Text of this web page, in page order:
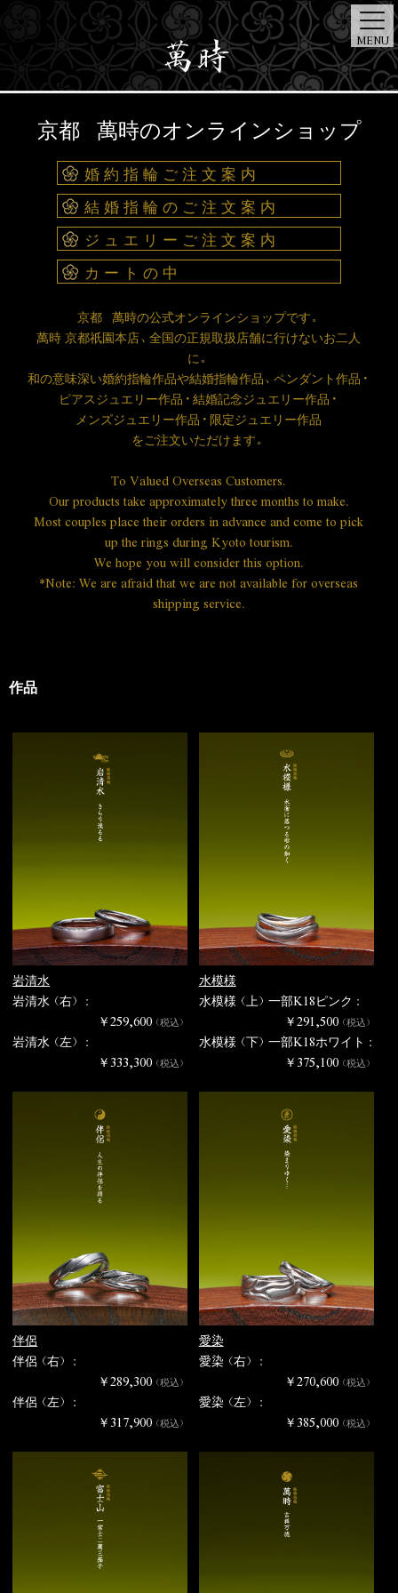
MENU
TOPBRIDAL
ONE
DIAMOND DESIGNER
JEWELRY STORE NEWS
京都 萬時のオンラインショップ
婚約指輪ご注文案内
結婚指輪のご注文案内
ジュエリーご注文案内
カートの中
京都 萬時の公式オンラインショップです。
萬時 京都祇園本店、全国の正規取扱店舗に行けないお二人
に。
和の意味深い婚約指輪作品や結婚指輪作品、ペンダント作品・
ピアスジュエリー作品・結婚記念ジュエリー作品・
メンズジュエリー作品・限定ジュエリー作品
をご注文いただけます。
To Valued Overseas Customers.
Our products take approximately three months to make.
Most couples place their orders in advance and come to pick
up the rings during Kyoto tourism.
We hope you will consider this option.
*Note: We are afraid that we are not available for overseas
shipping service.
作品
岩清水
岩清水（右） :
￥259,600 （税込）
岩清水（左） :
￥333,300 （税込）
水模様
水模様（上）一部K18ピンク :
￥291,500（税込）
水模様（下）一部K18ホワイト :
￥375,100（税込）
伴侶
伴侶（右） :
￥289,300 （税込）
伴侶（左） :
￥317,900 （税込）
愛染
愛染（右） :
￥270,600（税込）
愛染（左） :
￥385,000（税込）